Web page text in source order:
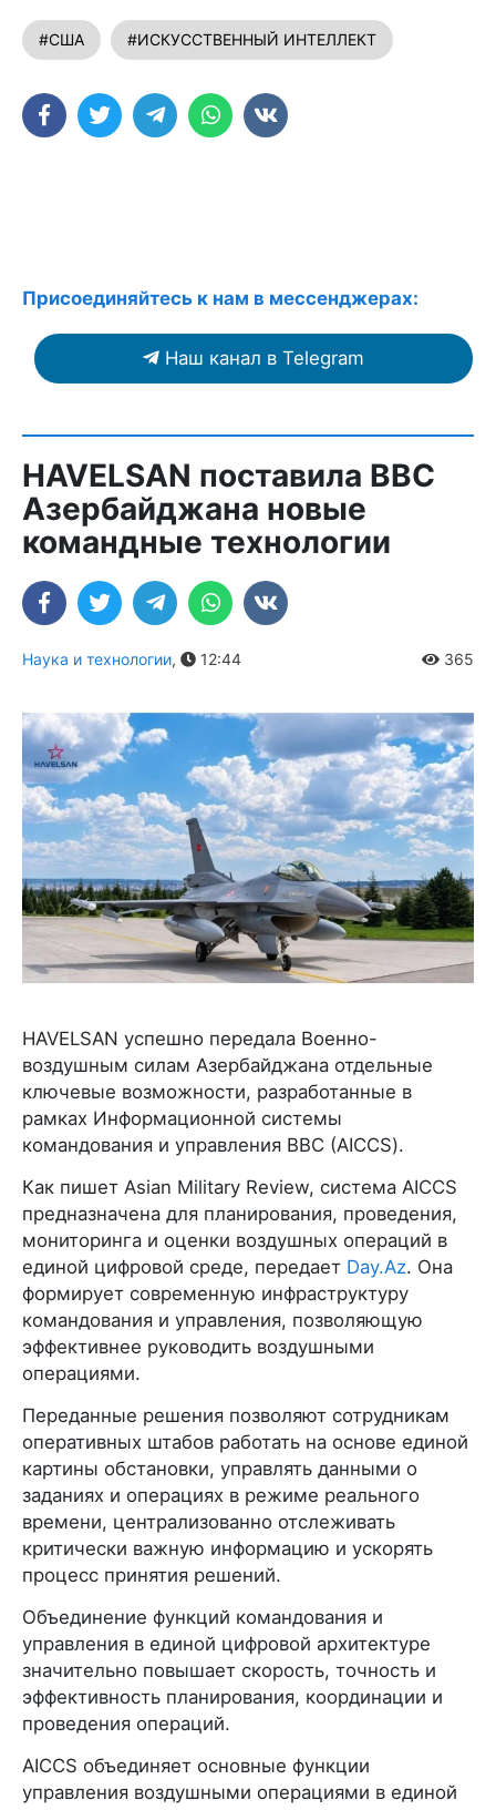
#США #ИСКУССТВЕННЫЙ ИНТЕЛЛЕКТ
Присоединяйтесь к нам в мессенджерах:
Наш канал в Telegram
HAVELSAN поставила ВВС
Азербайджана новые
командные технологии
Наука и технологии, 12:44 365
HAVELSAN успешно передала Военно-
воздушным силам Азербайджана отдельные
ключевые возможности, разработанные в
рамках Информационной системы
командования и управления ВВС (AICCS).
Как пишет Asian Military Review, система AICCS
предназначена для планирования, проведения,
мониторинга и оценки воздушных операций в
единой цифровой среде, передает Day.Az. Она
формирует современную инфраструктуру
командования и управления, позволяющую
эффективнее руководить воздушными
операциями.
Переданные решения позволяют сотрудникам
оперативных штабов работать на основе единой
картины обстановки, управлять данными о
заданиях и операциях в режиме реального
времени, централизованно отслеживать
критически важную информацию и ускорять
процесс принятия решений.
Объединение функций командования и
управления в единой цифровой архитектуре
значительно повышает скорость, точность и
эффективность планирования, координации и
проведения операций.
AICCS объединяет основные функции
управления воздушными операциями в единой